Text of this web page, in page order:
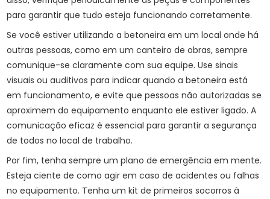
para garantir que tudo esteja funcionando corretamente.
Se você estiver utilizando a betoneira em um local onde há
outras pessoas, como em um canteiro de obras, sempre
comunique-se claramente com sua equipe. Use sinais
visuais ou auditivos para indicar quando a betoneira está
em funcionamento, e evite que pessoas não autorizadas se
aproximem do equipamento enquanto ele estiver ligado. A
comunicação eficaz é essencial para garantir a segurança
de todos no local de trabalho.
Por fim, tenha sempre um plano de emergência em mente.
Esteja ciente de como agir em caso de acidentes ou falhas
no equipamento. Tenha um kit de primeiros socorros à